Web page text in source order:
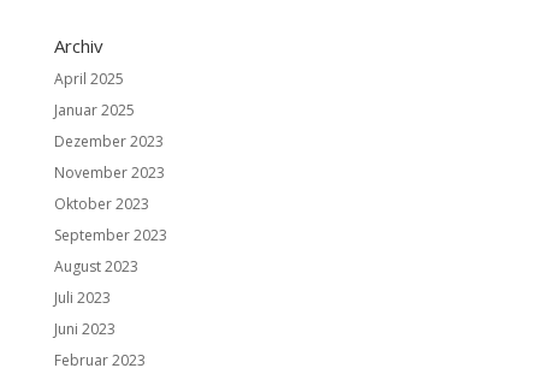
Archiv
April 2025
Januar 2025
Dezember 2023
November 2023
Oktober 2023
September 2023
August 2023
Juli 2023
Juni 2023
Februar 2023